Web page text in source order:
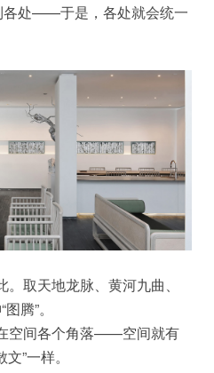
各处——于是，各处就会统一
取天地龙脉、黄河九曲、
腾”。
空间各个角落——空间就有
”一样。